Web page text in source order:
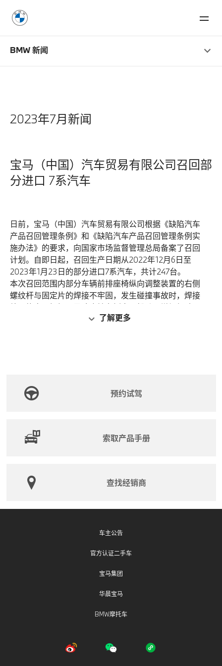
BMW 新闻
2023年7月新闻
宝马（中国）汽车贸易有限公司召回部
分进口 7系汽车
日前，宝马（中国）汽车贸易有限公司根据《缺陷汽车
产品召回管理条例》和《缺陷汽车产品召回管理条例实
施办法》的要求，向国家市场监督管理总局备案了召回
计划。自即日起，召回生产日期从2022年12月6日至
2023年1月23日的部分进口7系汽车，共计247台。
本次召回范围内部分车辆前排座椅纵向调整装置的右侧
螺纹杆与固定片的焊接不牢固，发生碰撞事故时，焊接
处可能出现损坏，导致座椅右侧出现松动，增加驾驶
员、前排乘坐人员受伤风险，存在安全隐患。
热线：400-800-6666（固话或手机拨打均可），了解
此次召回的详细信息。此外，也可登录网站
了解更多
预约试驾
索取产品手册
查找经销商
车主公告
官方认证二手车
宝马集团
华晨宝马
BMW摩托车